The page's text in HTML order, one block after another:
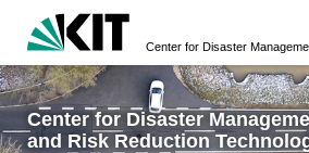
Center for Disaster
and Risk Reduction